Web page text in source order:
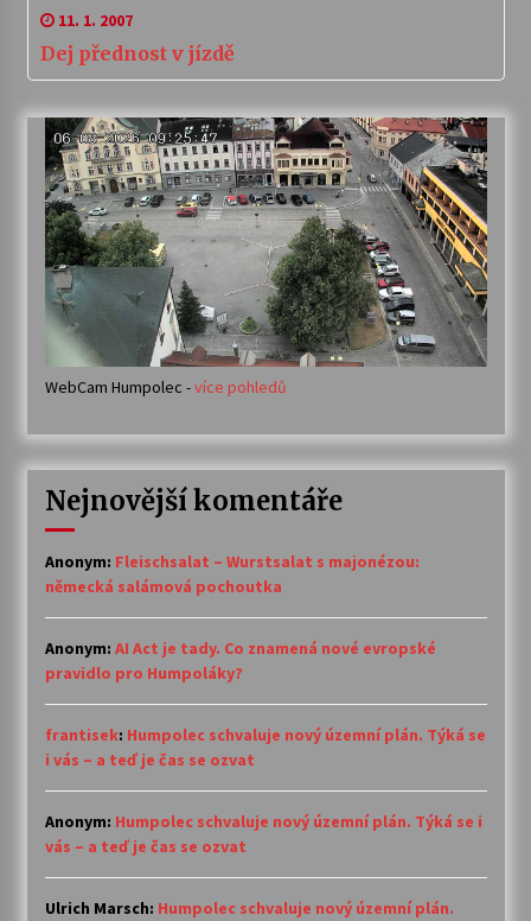
11. 1. 2007
Dej přednost v jízdě
WebCam Humpolec -více pohledů
Nejnovější komentáře
Anonym: Fleischsalat – Wurstsalat s majonézou:
německá salámová pochoutka
Anonym: AI Act je tady. Co znamená nové evropské
pravidlo pro Humpoláky?
frantisek: Humpolec schvaluje nový územní plán. Týká se
i vás – a teď je čas se ozvat
Anonym: Humpolec schvaluje nový územní plán. Týká se i
vás – a teď je čas se ozvat
Ulrich Marsch: Humpolec schvaluje nový územní plán.